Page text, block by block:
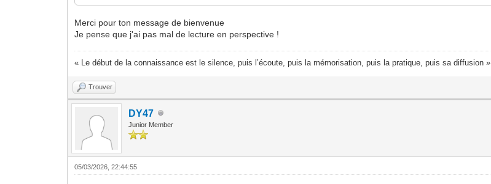
Merci pour ton message de bienvenue
Je pense que j'ai pas mal de lecture en perspective !
« Le début de la connaissance est le silence, puis l’écoute, puis la mémorisation, puis la pratique, puis sa diffusion »
Trouver
DY47
Junior Member
05/03/2026, 22:44:55